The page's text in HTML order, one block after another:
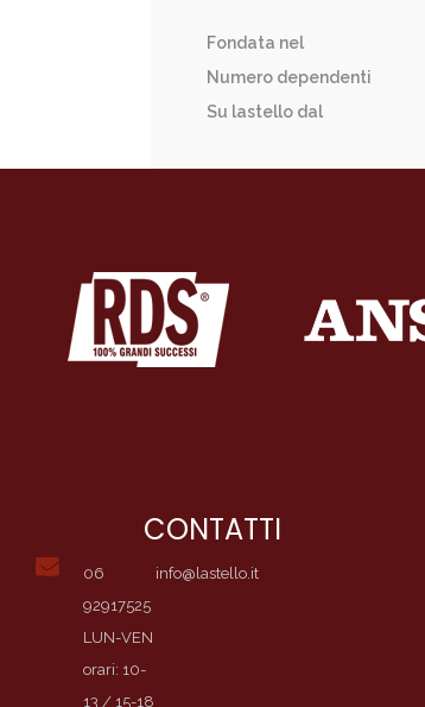
Fondata nel
Numero dependenti
Su lastello dal
CONTATTI
06
92917525
LUN-VEN
orari: 10-
13 / 15-18
info@lastello.it